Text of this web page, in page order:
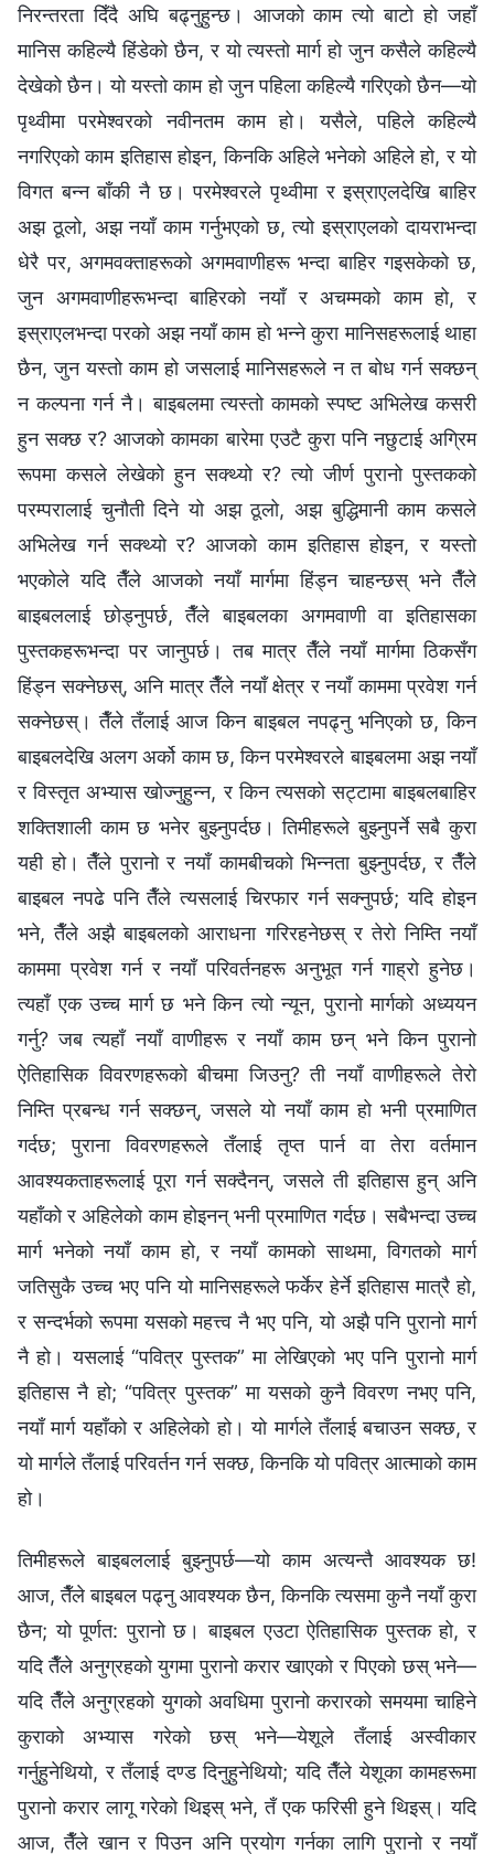
निरन्तरता दिँदै अघि बढ्नुहुन्छ। आजको काम त्यो बाटो हो जहाँ
मानिस कहिल्यै हिंडेको छैन, र यो त्यस्तो मार्ग हो जुन कसैले कहिल्यै
देखेको छैन। यो यस्तो काम हो जुन पहिला कहिल्यै गरिएको छैन—यो
पृथ्वीमा परमेश्‍वरको नवीनतम काम हो। यसैले, पहिले कहिल्यै
नगरिएको काम इतिहास होइन, किनकि अहिले भनेको अहिले हो, र यो
विगत बन्न बाँकी नै छ। परमेश्‍वरले पृथ्वीमा र इस्राएलदेखि बाहिर
अझ ठूलो, अझ नयाँ काम गर्नुभएको छ, त्यो इस्राएलको दायराभन्दा
धेरै पर, अगमवक्ताहरूको अगमवाणीहरू भन्दा बाहिर गइसकेको छ,
जुन अगमवाणीहरूभन्दा बाहिरको नयाँ र अचम्मको काम हो, र
इस्राएलभन्दा परको अझ नयाँ काम हो भन्ने कुरा मानिसहरूलाई थाहा
छैन, जुन यस्तो काम हो जसलाई मानिसहरूले न त बोध गर्न सक्छन्
न कल्पना गर्न नै। बाइबलमा त्यस्तो कामको स्पष्ट अभिलेख कसरी
हुन सक्छ र? आजको कामका बारेमा एउटै कुरा पनि नछुटाई अग्रिम
रूपमा कसले लेखेको हुन सक्थ्यो र? त्यो जीर्ण पुरानो पुस्तकको
परम्परालाई चुनौती दिने यो अझ ठूलो, अझ बुद्धिमानी काम कसले
अभिलेख गर्न सक्थ्यो र? आजको काम इतिहास होइन, र यस्तो
भएकोले यदि तैँले आजको नयाँ मार्गमा हिंड्न चाहन्छस् भने तैँले
बाइबललाई छोड्नुपर्छ, तैँले बाइबलका अगमवाणी वा इतिहासका
पुस्तकहरूभन्दा पर जानुपर्छ। तब मात्र तैँले नयाँ मार्गमा ठिकसँग
हिंड्न सक्नेछस्, अनि मात्र तैँले नयाँ क्षेत्र र नयाँ काममा प्रवेश गर्न
सक्नेछस्। तैँले तँलाई आज किन बाइबल नपढ्नु भनिएको छ, किन
बाइबलदेखि अलग अर्को काम छ, किन परमेश्‍वरले बाइबलमा अझ नयाँ
र विस्तृत अभ्यास खोज्नुहुन्न, र किन त्यसको सट्टामा बाइबलबाहिर
शक्तिशाली काम छ भनेर बुझ्नुपर्दछ। तिमीहरूले बुझ्नुपर्ने सबै कुरा
यही हो। तैँले पुरानो र नयाँ कामबीचको भिन्नता बुझ्नुपर्दछ, र तैँले
बाइबल नपढे पनि तैँले त्यसलाई चिरफार गर्न सक्नुपर्छ; यदि होइन
भने, तैँले अझै बाइबलको आराधना गरिरहनेछस् र तेरो निम्ति नयाँ
काममा प्रवेश गर्न र नयाँ परिवर्तनहरू अनुभूत गर्न गाह्रो हुनेछ।
त्यहाँ एक उच्च मार्ग छ भने किन त्यो न्यून, पुरानो मार्गको अध्ययन
गर्नु? जब त्यहाँ नयाँ वाणीहरू र नयाँ काम छन् भने किन पुरानो
ऐतिहासिक विवरणहरूको बीचमा जिउनु? ती नयाँ वाणीहरूले तेरो
निम्ति प्रबन्ध गर्न सक्छन्, जसले यो नयाँ काम हो भनी प्रमाणित
गर्दछ; पुराना विवरणहरूले तँलाई तृप्त पार्न वा तेरा वर्तमान
आवश्यकताहरूलाई पूरा गर्न सक्दैनन्, जसले ती इतिहास हुन् अनि
यहाँको र अहिलेको काम होइनन् भनी प्रमाणित गर्दछ। सबैभन्दा उच्च
मार्ग भनेको नयाँ काम हो, र नयाँ कामको साथमा, विगतको मार्ग
जतिसुकै उच्च भए पनि यो मानिसहरूले फर्केर हेर्ने इतिहास मात्रै हो,
र सन्दर्भको रूपमा यसको महत्त्व नै भए पनि, यो अझै पनि पुरानो मार्ग
नै हो। यसलाई “पवित्र पुस्तक” मा लेखिएको भए पनि पुरानो मार्ग
इतिहास नै हो; “पवित्र पुस्तक” मा यसको कुनै विवरण नभए पनि,
नयाँ मार्ग यहाँको र अहिलेको हो। यो मार्गले तँलाई बचाउन सक्छ, र
यो मार्गले तँलाई परिवर्तन गर्न सक्छ, किनकि यो पवित्र आत्माको काम
हो।
तिमीहरूले बाइबललाई बुझ्नुपर्छ—यो काम अत्यन्तै आवश्यक छ!
आज, तैँले बाइबल पढ्नु आवश्यक छैन, किनकि त्यसमा कुनै नयाँ कुरा
छैन; यो पूर्णत: पुरानो छ। बाइबल एउटा ऐतिहासिक पुस्तक हो, र
यदि तैँले अनुग्रहको युगमा पुरानो करार खाएको र पिएको छस् भने—
यदि तैँले अनुग्रहको युगको अवधिमा पुरानो करारको समयमा चाहिने
कुराको अभ्यास गरेको छस् भने—येशूले तँलाई अस्वीकार
गर्नुहुनेथियो, र तँलाई दण्ड दिनुहुनेथियो; यदि तैँले येशूका कामहरूमा
पुरानो करार लागू गरेको थिइस् भने, तँ एक फरिसी हुने थिइस्। यदि
आज, तैँले खान र पिउन अनि प्रयोग गर्नका लागि पुरानो र नयाँ